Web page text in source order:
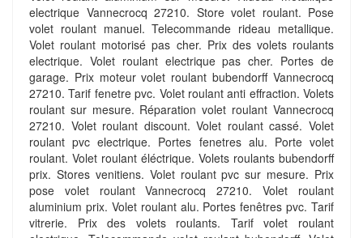
electrique Vannecrocq 27210. Store volet roulant. Pose
volet roulant manuel. Telecommande rideau metallique.
Volet roulant motorisé pas cher. Prix des volets roulants
electrique. Volet roulant electrique pas cher. Portes de
garage. Prix moteur volet roulant bubendorff Vannecrocq
27210. Tarif fenetre pvc. Volet roulant anti effraction. Volets
roulant sur mesure. Réparation volet roulant Vannecrocq
27210. Volet roulant discount. Volet roulant cassé. Volet
roulant pvc electrique. Portes fenetres alu. Porte volet
roulant. Volet roulant éléctrique. Volets roulants bubendorff
prix. Stores venitiens. Volet roulant pvc sur mesure. Prix
pose volet roulant Vannecrocq 27210. Volet roulant
aluminium prix. Volet roulant alu. Portes fenêtres pvc. Tarif
vitrerie. Prix des volets roulants. Tarif volet roulant